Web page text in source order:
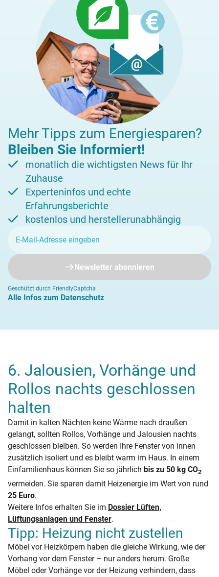
Mehr Tipps zum Energiesparen?
Bleiben Sie Informiert!
monatlich die wichtigsten News für Ihr
Zuhause
Experteninfos und echte
Erfahrungsberichte
kostenlos und herstellerunabhängig
Newsletter abonnieren
Geschützt durch FriendlyCaptcha
Alle Infos zum Datenschutz
6. Jalousien, Vorhänge und
Rollos nachts geschlossen
halten
Damit in kalten Nächten keine Wärme nach draußen
gelangt, sollten Rollos, Vorhänge und Jalousien nachts
geschlossen bleiben. So werden Ihre Fenster von innen
zusätzlich isoliert und es bleibt warm im Haus. In einem
Einfamilienhaus können Sie so jährlich bis zu 50 kg CO2
vermeiden. Sie sparen damit Heizenergie im Wert von rund
25 Euro.
Weitere Infos erhalten Sie im Dossier Lüften,
Lüftungsanlagen und Fenster.
Tipp: Heizung nicht zustellen
Möbel vor Heizkörpern haben die gleiche Wirkung, wie der
Vorhang vor dem Fenster – nur anders herum. Große
Möbel oder Vorhänge vor der Heizung verhindern, dass